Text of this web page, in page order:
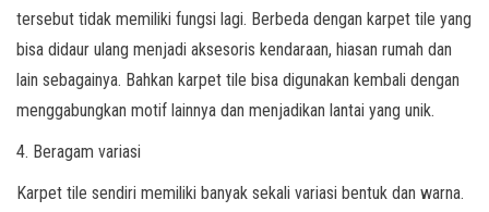
tersebut tidak memiliki fungsi lagi. Berbeda dengan karpet tile yang
bisa didaur ulang menjadi aksesoris kendaraan, hiasan rumah dan
lain sebagainya. Bahkan karpet tile bisa digunakan kembali dengan
menggabungkan motif lainnya dan menjadikan lantai yang unik.
4. Beragam variasi
Karpet tile sendiri memiliki banyak sekali variasi bentuk dan warna.